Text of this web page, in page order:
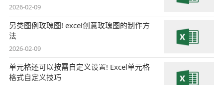
2026-02-09
另类图例玫瑰图! excel创意玫瑰图的制作方
法
2026-02-09
单元格还可以按需自定义设置! Excel单元格
格式自定义技巧